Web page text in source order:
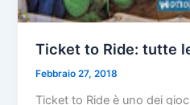
Ticket to Ride: tutte
Febbraio 27, 2018
Ticket to Ride è uno dei